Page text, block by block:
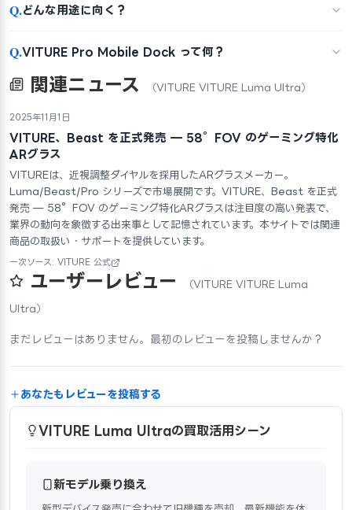
Q.どんな用途に向く？
Q.VITURE Pro Mobile Dock って何？
関連ニュース （VITURE VITURE Luma Ultra）
2025年11月1日
VITURE、Beast を正式発売 — 58°FOV のゲーミング特化
ARグラス
VITUREは、近視調整ダイヤルを採用したARグラスメーカー。
Luma/Beast/Pro シリーズで市場展開です。VITURE、Beast を正式
発売 — 58°FOV のゲーミング特化ARグラスは注目度の高い発表で、
業界の動向を象徴する出来事として記憶されています。本サイトでは関連
商品の取扱い・サポートを提供しています。
一次ソース: VITURE 公式
ユーザーレビュー （VITURE VITURE Luma
Ultra）
まだレビューはありません。最初のレビューを投稿しませんか？
あなたもレビューを投稿する
VITURE Luma Ultraの買取活用シーン
新モデル乗り換え